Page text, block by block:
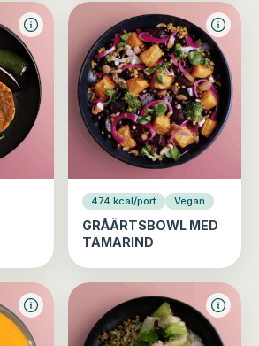
474 kcal/port Vegan
GRÅÄRTSBOWL MED
TAMARIND